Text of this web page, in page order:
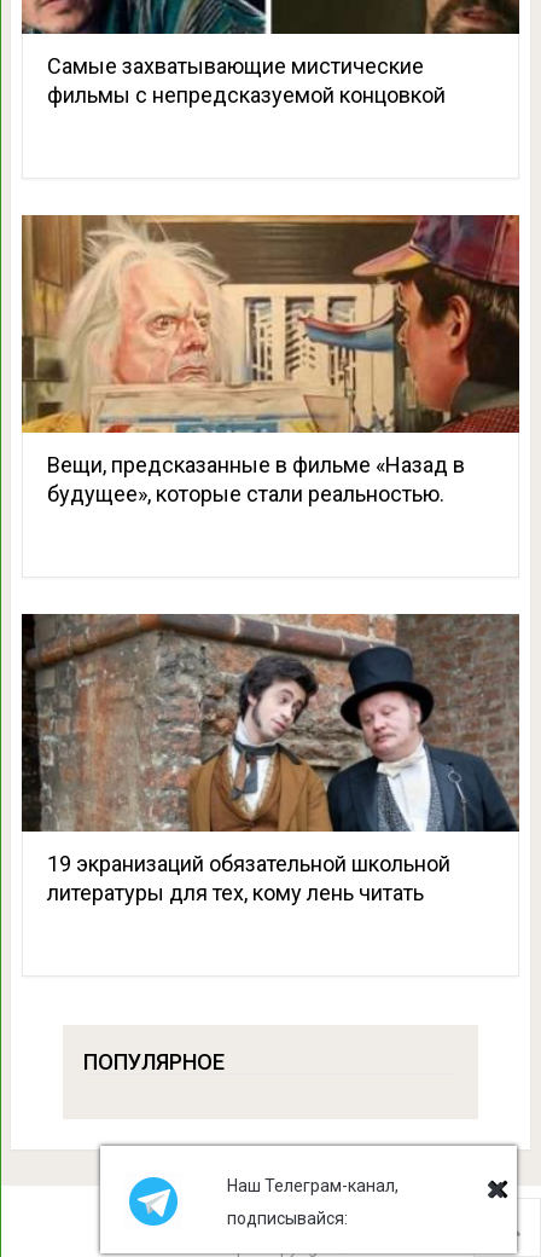
Самые захватывающие мистические
фильмы с непредсказуемой концовкой
Вещи, предсказанные в фильме «Назад в
будущее», которые стали реальностью.
19 экранизаций обязательной школьной
литературы для тех, кому лень читать
ПОПУЛЯРНОЕ
Наш Телеграм-канал,
подписывайся: